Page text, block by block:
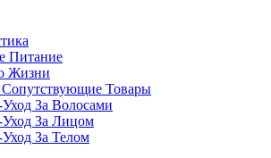
Питание
Жизни
Сопутствующие Товары
Уход За Волосами
Уход За Лицом
За Телом